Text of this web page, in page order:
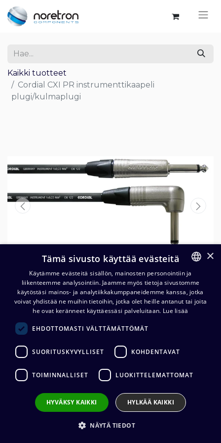
Kaikki tuotteet
Cordial CXI PR instrumenttikaapeli
plugi/kulmaplugi
Cordial CXI PR
instrumenttikaapeli
plugi/kulmaplugi
23,66€
Liittimet
1 x 6,3 mm mono (uros) / 1 x 6,3 mm mono (uros)
Kaapelin valmistaja:Cordial
Neutrik
FINNISH
ENGLISH
×
Tämä sivusto käyttää evästeitä
Käytämme evästeitä sisällön, mainosten personointiin ja
liikenteemme analysointiin. Jaamme myös tietoja sivustomme
käytöstäsi mainos- ja analytiikkakumppaneidemme kanssa, jotka
voivat yhdistää ne muihin tietoihin, jotka olet heille antanut tai joita
he ovat keränneet käyttäessäsi palveluitaan. Lue lisää
EHDOTTOMASTI VÄLTTÄMÄTTÖMÄT
SUORITUSKYVYLLISET KOHDENTAVAT
TOIMINNALLISET LUOKITTELEMATTOMAT
HYVÄKSY KAIKKI HYLKÄÄ KAIKKI
NÄYTÄ TIEDOT